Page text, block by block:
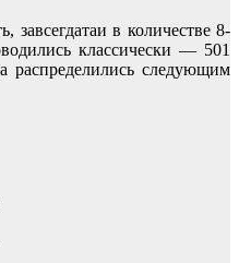
завсегдатаи в количестве 8-
классически — 501
распределились следующим